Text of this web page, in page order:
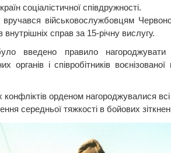
соціалістичної співдружності.
військовослужбовцям
внутрішніх справ за 15-річну вислугу.
введено правило
органів і співробітників
конфліктів орденом нагороджувалися
середньої тяжкості в бойових